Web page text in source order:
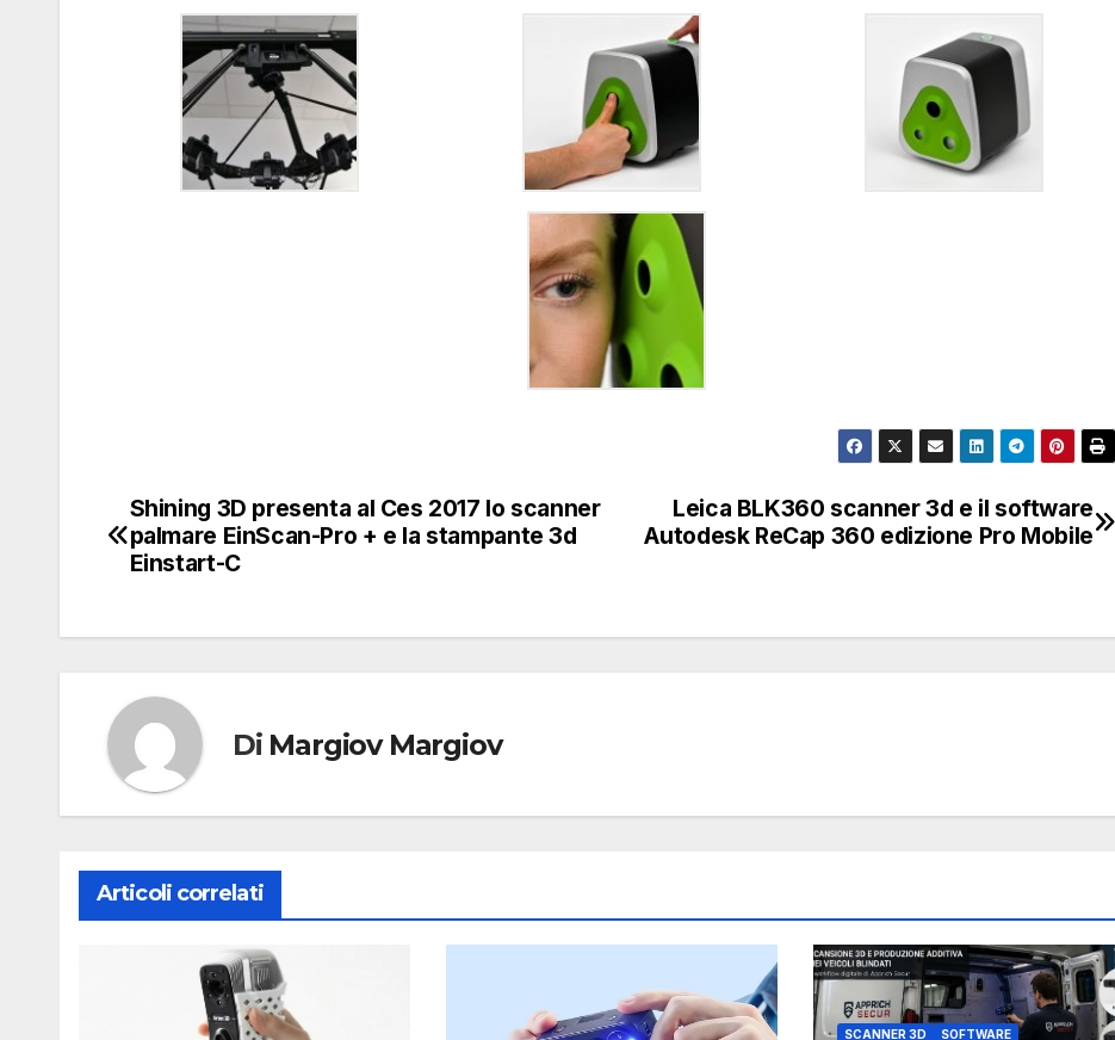
Navigazione
articoli
Leica BLK360 scanner 3d e il software
Autodesk ReCap 360 edizione Pro Mobile
Shining 3D presenta al Ces 2017 lo scanner
palmare EinScan-Pro + e la stampante 3d
Einstart-C
Di Margiov Margiov
Articoli correlati
SCANNER 3D SOFTWARE